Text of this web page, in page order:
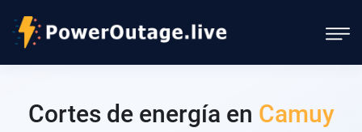
Cortes de energía en Camuy